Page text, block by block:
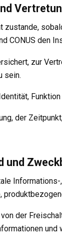
zustande,
CONUS den
zur
sein.
der
und
der